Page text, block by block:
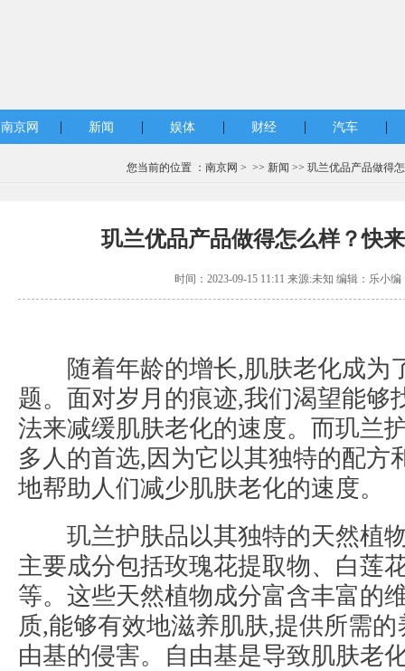
南京网 | 新闻 | 娱体 | 财经 | 汽车 |
您当前的位置 ： 南京网 > >> 新闻 >> 玑兰优品产品做得
玑兰优品产品做得怎么样？快
时间：2023-09-15 11:11 来源:未知 编辑：乐小编
随着年龄的增长,肌肤老化成为
题。面对岁月的痕迹,我们渴望能够
法来减缓肌肤老化的速度。而玑兰
多人的首选,因为它以其独特的配方
地帮助人们减少肌肤老化的速度。
玑兰护肤品以其独特的天然植
主要成分包括玫瑰花提取物、白莲
等。这些天然植物成分富含丰富的
质,能够有效地滋养肌肤,提供所需
由基的侵害。自由基是导致肌肤老